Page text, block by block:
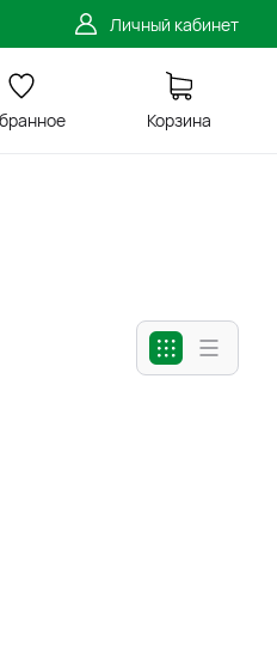
Личный кабинет
Корзина